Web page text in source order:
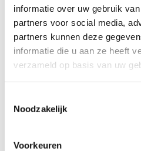
informatie over uw gebruik
partners voor social media,
partners kunnen deze
informatie die u aan ze heeft
verzameld op basis van uw
Noodzakelijk
Voorkeuren
Voorst, Bussloo, De
Nijbroek, Terwolde,
Achterhoek
Zutphen, De Hoven,